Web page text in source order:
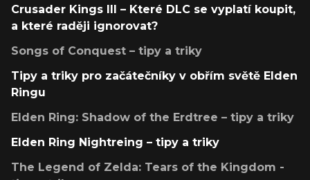
Crusader Kings III – Které DLC se vyplatí koupit,
a které raději ignorovat?
Songs of Conquest – tipy a triky
Tipy a triky pro začátečníky v obřím světě Elden
Ringu
Elden Ring: Shadow of the Erdtree – tipy a triky
Elden Ring Nightreing – tipy a triky
The Legend of Zelda: Tears of the Kingdom -